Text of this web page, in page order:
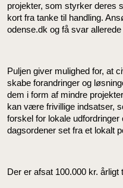
projekter, som styrker deres
kort fra tanke til handling.
odense.dk og få svar
Puljen giver mulighed for, at
skabe forandringer og
dem i form af mindre
kan være frivillige indsatser,
forskel for lokale
dagsordener set fra et lokalt
Der er afsat 100.000 kr.